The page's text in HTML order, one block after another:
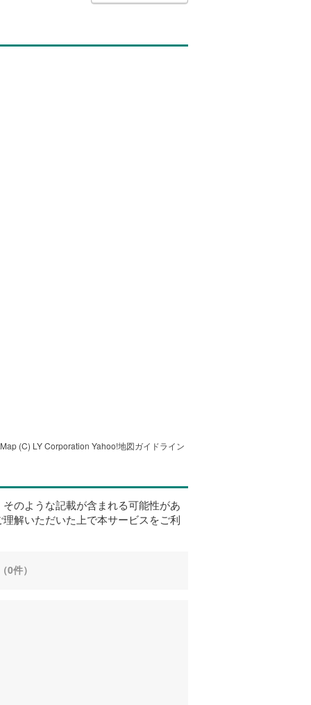
(C) LY Corporation Yahoo!地図ガイドライン
のような記載が含まれる可能性があ
解いただいた上で本サービスをご利
0件）